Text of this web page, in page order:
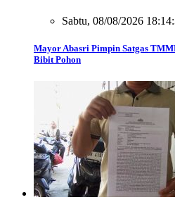
Sabtu, 08/08/2026
Mayor Abasri Pimpin Satgas
Bibit Pohon